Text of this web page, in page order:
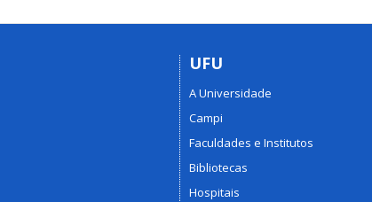
UFU
A Universidade
Campi
Faculdades e Institutos
Bibliotecas
Hospitais